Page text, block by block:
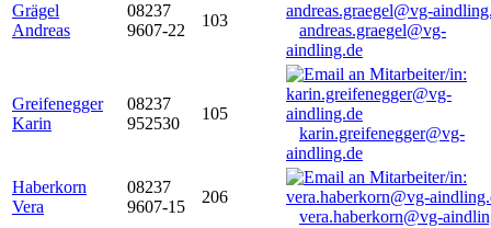
Grägel
Andreas
08237
9607-22
103
andreas.graegel@vg-
aindling.de
Greifenegger
Karin
08237
952530
105
karin.greifenegger@vg-
aindling.de
Haberkorn
Vera
08237
9607-15
206
vera.haberkorn@vg-